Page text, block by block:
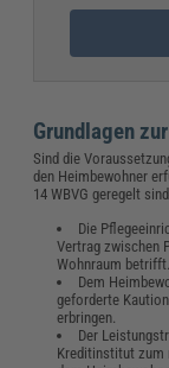
Grundlagen
Sind die
den Heimbewohner
14 WBVG geregelt
Die
Vertrag zwischen
Wohnraum betrifft.
Dem
geforderte
erbringen.
Der
Kreditinstitut zum